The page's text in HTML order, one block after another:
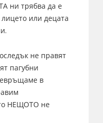
ни трябва да е
или децата
не правят
пагубни
в
НЕЩОТО не